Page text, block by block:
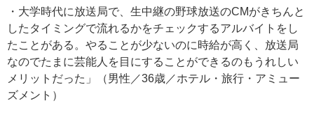
・大学時代に放送局で、生中継の野球放送のCMがきちんと
したタイミングで流れるかをチェックするアルバイトをし
たことがある。やることが少ないのに時給が高く、放送局
なのでたまに芸能人を目にすることができるのもうれしい
メリットだった」（男性／36歳／ホテル・旅行・アミュー
ズメント）